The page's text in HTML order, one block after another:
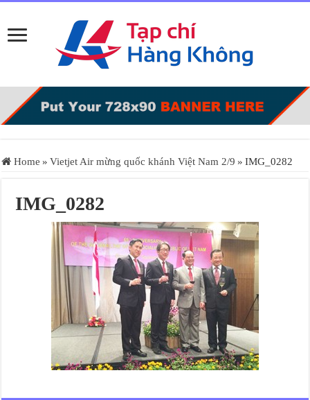
Home » Vietjet Air mừng quốc khánh Việt Nam 2/9 » IMG_0282
IMG_0282